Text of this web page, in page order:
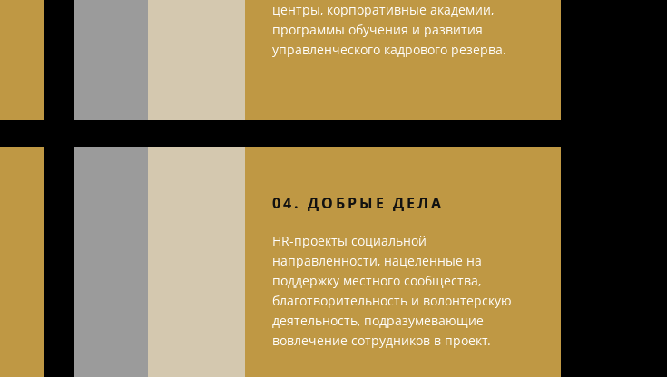
центры, корпоративные академии,
программы обучения и развития
управленческого кадрового резерва.
04. ДОБРЫЕ ДЕЛА
HR-проекты социальной
направленности, нацеленные на
поддержку местного сообщества,
благотворительность и волонтерскую
деятельность, подразумевающие
вовлечение сотрудников в проект.